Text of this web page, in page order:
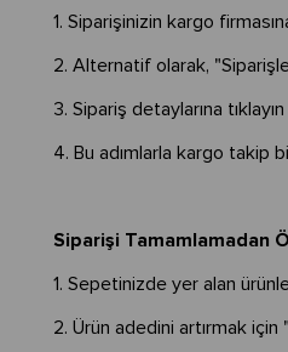
1. Siparişinizin kargo
2. Alternatif olarak,
3. Sipariş detaylarına
4. Bu adımlarla kargo takip
Siparişi Tamamlamadan
1. Sepetinizde yer alan
2. Ürün adedini artırmak